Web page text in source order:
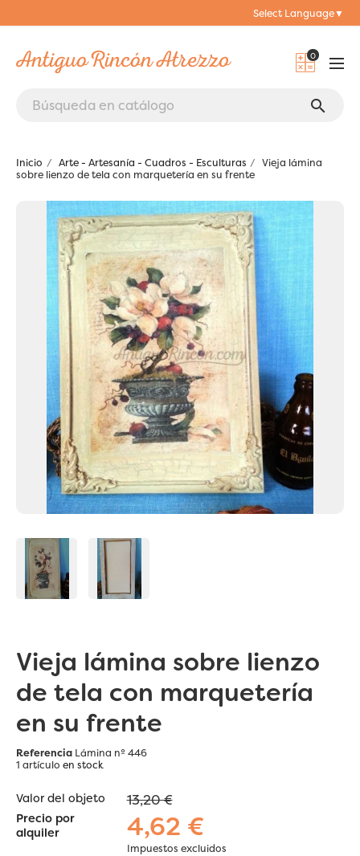
Select Language▼
0
search
Inicio Arte - Artesanía - Cuadros - Esculturas
Vieja lámina
sobre lienzo de tela con marquetería en su frente
Vieja lámina sobre lienzo
de tela con marquetería
en su frente
Referencia Lámina nº 446
1 artículo en stock
Valor del objeto 13,20 €
Precio por
alquiler
4,62 €
Impuestos excluidos